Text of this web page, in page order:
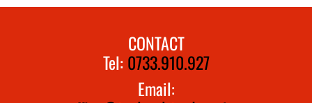
CONTACT
Tel: 0733.910.927
Email: